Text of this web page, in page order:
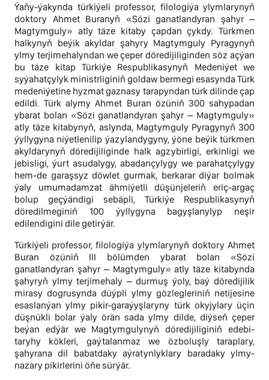
Ýaňy-ýakynda türkiýeli professor, filologiýa ylymlarynyň
doktory Ahmet Buranyň «Sözi ganatlandyran şahyr –
Magtymguly» atly täze kitaby çapdan çykdy. Türkmen
halkynyň beýik akyldar şahyry Magtymguly Pyragynyň
ylmy terjimehalyndan we çeper döredijiliginden söz açýan
bu täze kitap Türkiýe Respublikasynyň Medeniýet we
syýahatçylyk ministrliginiň goldaw bermegi esasynda Türk
medeniýetine hyzmat gaznasy tarapyndan türk dilinde çap
edildi. Türk alymy Ahmet Buran özüniň 300 sahypadan
ybarat bolan «Sözi ganatlandyran şahyr – Magtymguly»
atly täze kitabynyň, aslynda, Magtymguly Pyragynyň 300
ýyllygyna niýetlenilip ýazylandygyny, ýöne beýik türkmen
akyldarynyň döredijiliginde halk agzybirligi, erkinligi we
jebisligi, ýurt asudalygy, abadançylygy we parahatçylygy
hem-de garaşsyz döwlet gurmak, berkarar diýar bolmak
ýaly umumadamzat ähmiýetli düşünjeleriň eriç-argaç
bolup geçýändigi sebäpli, Türkiýe Respublikasynyň
döredilmeginiň 100 ýyllygyna bagyşlanylyp neşir
edilendigini dile getirýär.
Türkiýeli professor, filologiýa ylymlarynyň doktory Ahmet
Buran özüniň III bölümden ybarat bolan «Sözi
ganatlandyran şahyr – Magtymguly» atly täze kitabynda
şahyryň ylmy terjimehaly – durmuş ýoly, baý döredijilik
mirasy dogrusynda düýpli ylmy gözlegleriniň netijesine
esaslanýan ylmy pikir-garaýyşlaryny türk okyjylary üçin
düşnükli bolar ýaly örän sada ylmy dilde, diýseň çeper
beýan edýär we Magtymgulynyň döredijiliginiň edebi-
taryhy kökleri, gaýtalanmaz we özboluşly taraplary,
şahyrana dil babatdaky aýratynlyklary baradaky ylmy-
nazary pikirlerini öňe sürýär.